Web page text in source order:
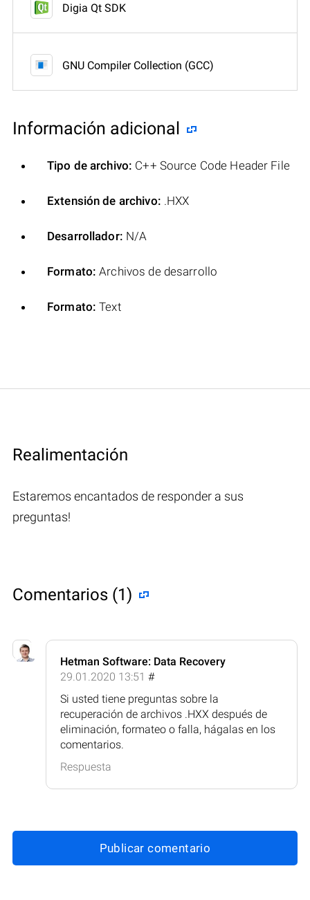
Digia Qt SDK
GNU Compiler Collection (GCC)
Información adicional
Tipo de archivo: C++ Source Code Header File
Extensión de archivo: .HXX
Desarrollador: N/A
Formato: Archivos de desarrollo
Formato: Text
Realimentación
Estaremos encantados de responder a sus
preguntas!
Comentarios (1)
Hetman Software: Data Recovery
29.01.2020 13:51 #
Si usted tiene preguntas sobre la
recuperación de archivos .HXX después de
eliminación, formateo o falla, hágalas en los
comentarios.
Respuesta
Publicar comentario